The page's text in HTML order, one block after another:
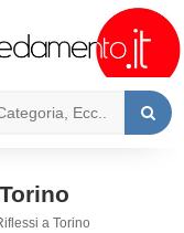
a Torino